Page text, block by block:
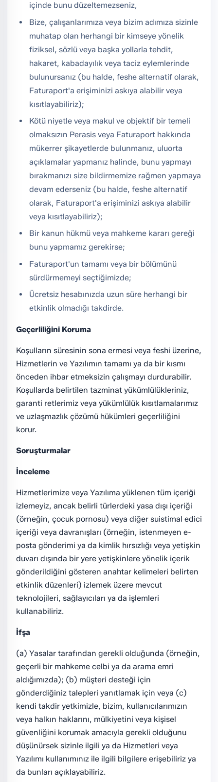
içinde bunu düzeltemezseniz,
Bize, çalışanlarımıza veya bizim adımıza sizinle
muhatap olan herhangi bir kimseye yönelik
fiziksel, sözlü veya başka yollarla tehdit,
hakaret, kabadayılık veya taciz eylemlerinde
bulunursanız (bu halde, feshe alternatif olarak,
Faturaport'a erişiminizi askıya alabilir veya
kısıtlayabiliriz);
Kötü niyetle veya makul ve objektif bir temeli
olmaksızın Perasis veya Faturaport hakkında
mükerrer şikayetlerde bulunmanız, uluorta
açıklamalar yapmanız halinde, bunu yapmayı
bırakmanızı size bildirmemize rağmen yapmaya
devam ederseniz (bu halde, feshe alternatif
olarak, Faturaport'a erişiminizi askıya alabilir
veya kısıtlayabiliriz);
Bir kanun hükmü veya mahkeme kararı gereği
bunu yapmamız gerekirse;
Faturaport'un tamamı veya bir bölümünü
sürdürmemeyi seçtiğimizde;
Ücretsiz hesabınızda uzun süre herhangi bir
etkinlik olmadığı takdirde.
Geçerliliğini Koruma
Koşulların süresinin sona ermesi veya feshi üzerine,
Hizmetlerin ve Yazılımın tamamı ya da bir kısmı
önceden ihbar etmeksizin çalışmayı durdurabilir.
Koşullarda belirtilen tazminat yükümlülükleriniz,
garanti retlerimiz veya yükümlülük kısıtlamalarımız
ve uzlaşmazlık çözümü hükümleri geçerliliğini
korur.
Soruşturmalar
İnceleme
Hizmetlerimize veya Yazılıma yüklenen tüm içeriği
izlemeyiz, ancak belirli türlerdeki yasa dışı içeriği
(örneğin, çocuk pornosu) veya diğer suistimal edici
içeriği veya davranışları (örneğin, istenmeyen e-
posta gönderimi ya da kimlik hırsızlığı veya yetişkin
duvarı dışında bir yere yetişkinlere yönelik içerik
gönderildiğini gösteren anahtar kelimeleri belirten
etkinlik düzenleri) izlemek üzere mevcut
teknolojileri, sağlayıcıları ya da işlemleri
kullanabiliriz.
İfşa
(a) Yasalar tarafından gerekli olduğunda (örneğin,
geçerli bir mahkeme celbi ya da arama emri
aldığımızda); (b) müşteri desteği için
gönderdiğiniz talepleri yanıtlamak için veya (c)
kendi takdir yetkimizle, bizim, kullanıcılarımızın
veya halkın haklarını, mülkiyetini veya kişisel
güvenliğini korumak amacıyla gerekli olduğunu
düşünürsek sizinle ilgili ya da Hizmetleri veya
Yazılımı kullanımınız ile ilgili bilgilere erişebiliriz ya
da bunları açıklayabiliriz.